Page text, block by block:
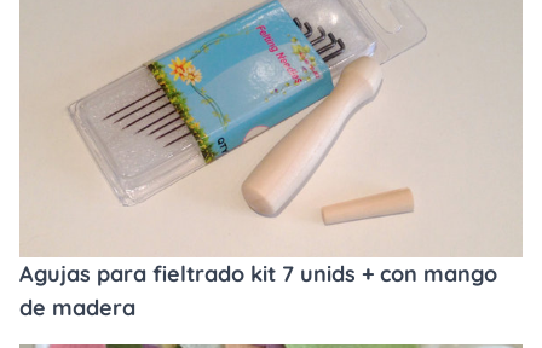
Agujas para fieltrado kit 7 unids + con mango
de madera